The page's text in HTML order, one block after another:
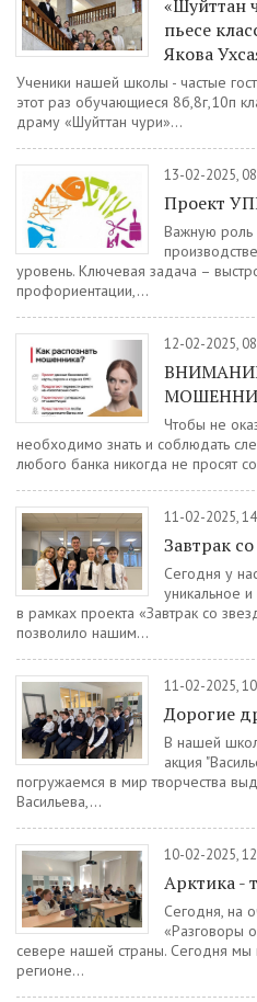
«Шуйттан
пьесе
Якова
Ученики нашей школы - частые
этот раз обучающиеся 8б,8г,10п
драму «Шуйттан чури»...
13-02-2025,
Проект
Важную роль
уровень. Ключевая задача –
профориентации,...
12-02-2025,
Чтобы не
необходимо знать и соблюдать
любого банка никогда не просят
11-02-2025,
Завтрак
Сегодня у
уникальное
в рамках проекта «Завтрак со
позволило нашим...
11-02-2025,
Дорогие
В нашей
акция
погружаемся в мир творчества
Васильева,...
10-02-2025,
Арктика -
Сегодня, на
«Разговоры
севере нашей страны. Сегодня мы
регионе...